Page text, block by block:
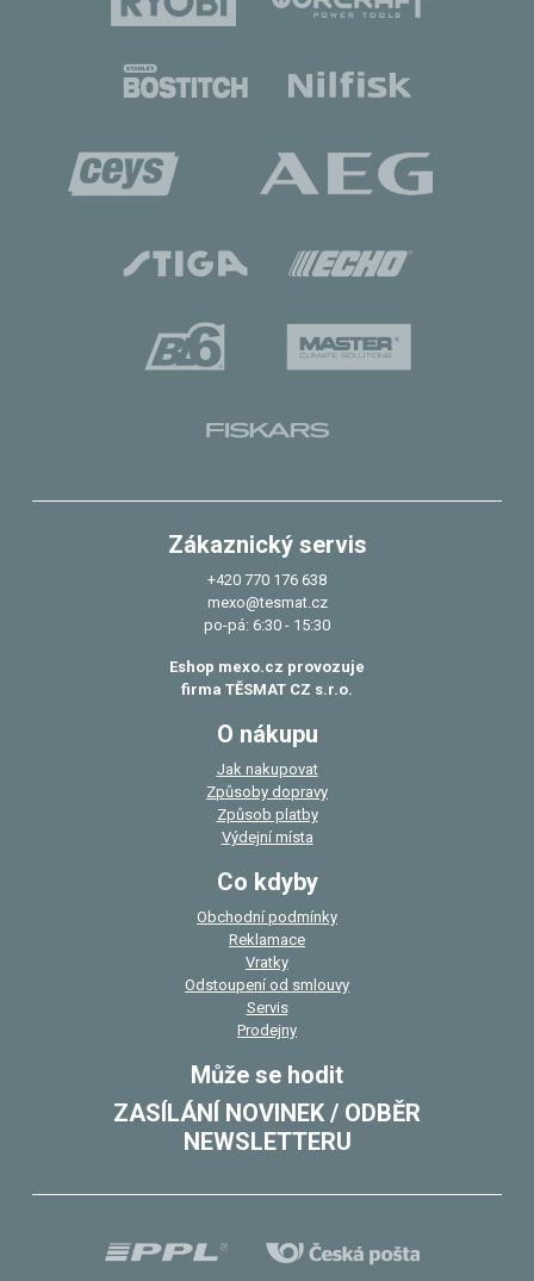
Zákaznický servis
+420 770 176 638
mexo@tesmat.cz
po-pá: 6:30 - 15:30
Eshop mexo.cz provozuje
firma TĚSMAT CZ s.r.o.
O nákupu
Jak nakupovat
Způsoby dopravy
Způsob platby
Výdejní místa
Co kdyby
Obchodní podmínky
Reklamace
Vratky
Odstoupení od smlouvy
Servis
Prodejny
Může se hodit
ZASÍLÁNÍ NOVINEK / ODBĚR
NEWSLETTERU